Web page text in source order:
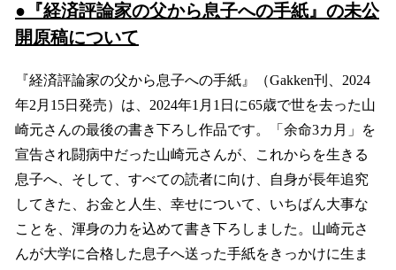
● 『経済評論家の父から息子への手紙』の未公
開原稿について
『経済評論家の父から息子への手紙』（Gakken刊、2024
年2月15日発売）は、2024年1月1日に65歳で世を去った山
崎元さんの最後の書き下ろし作品です。「余命3カ月」を
宣告され闘病中だった山崎元さんが、これからを生きる
息子へ、そして、すべての読者に向け、自身が長年追究
してきた、お金と人生、幸せについて、いちばん大事な
ことを、渾身の力を込めて書き下ろしました。山崎元さ
んが大学に合格した息子へ送った手紙をきっかけに生ま